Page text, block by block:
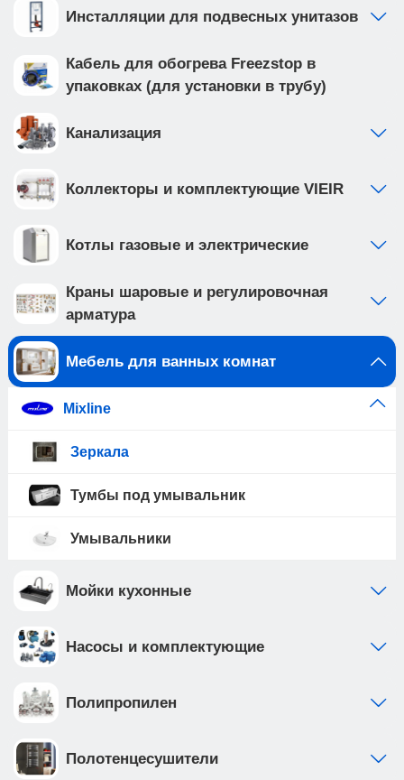
Инсталляции для подвесных унитазов
Кабель для обогрева Freezstop в
упаковках (для установки в трубу)
Канализация
Коллекторы и комплектующие VIEIR
Котлы газовые и электрические
Краны шаровые и регулировочная
арматура
Мебель для ванных комнат
Mixline
Зеркала
Тумбы под умывальник
Умывальники
Мойки кухонные
Насосы и комплектующие
Полипропилен
Полотенцесушители